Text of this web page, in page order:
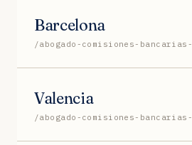
Barcelona
/abogado-comisiones-
Valencia
/abogado-comisiones-